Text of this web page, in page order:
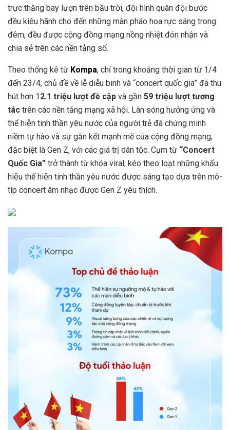
trực thăng bay lượn trên bầu trời, đội hình quân đội bước
đều kiêu hãnh cho đến những màn pháo hoa rực sáng trong
đêm, đều được cộng đồng mạng nồng nhiệt đón nhận và
chia sẻ trên các nền tảng số.
Theo thống kê từ Kompa, chỉ trong khoảng thời gian từ 1/4
đến 23/4, chủ đề về lễ diễu binh và “concert quốc gia” đã thu
hút hơn 12.1 triệu lượt đề cập và gần 59 triệu lượt tương
tác trên các nền tảng mạng xã hội. Làn sóng hưởng ứng và
thể hiện tinh thần yêu nước của người trẻ đã chứng minh
niềm tự hào và sự gắn kết mạnh mẽ của cộng đồng mạng,
đặc biệt là Gen Z, với các giá trị dân tộc. Cụm từ “Concert
Quốc Gia” trở thành từ khóa viral, kéo theo loạt những khẩu
hiệu thể hiện tinh thần yêu nước được sáng tạo dựa trên mô-
típ concert âm nhạc được Gen Z yêu thích.